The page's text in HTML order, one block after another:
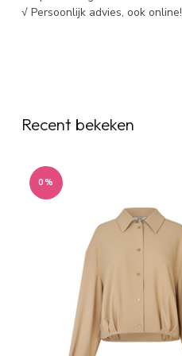
√ Persoonlijk advies, ook online!
Recent bekeken
0%